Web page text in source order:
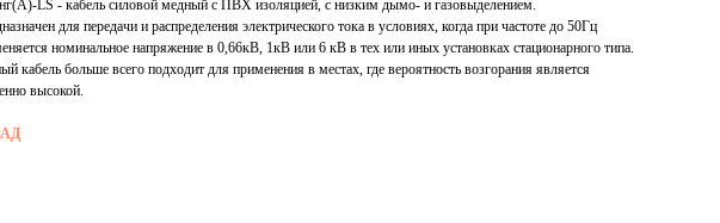
LS - кабель силовой медный с ПВХ изоляцией, с низким дымо- и газовыделением.
для передачи и распределения электрического тока в условиях, когда при частоте до 50Гц
номинальное напряжение в 0,66кВ, 1кВ или 6 кВ в тех или иных установках стационарного типа.
кабель больше всего подходит для применения в местах, где вероятность возгорания является
высокой.